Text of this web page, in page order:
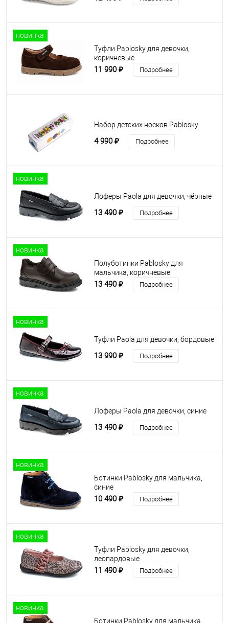
новинка
Туфли Pablosky для девочки,
коричневые
11 990 ₽ Подробнее
Набор детских носков Pablosky
4 990 ₽ Подробнее
новинка
Лоферы Paola для девочки, чёрные
13 490 ₽ Подробнее
новинка
Полуботинки Pablosky для
мальчика, коричневые
13 490 ₽ Подробнее
новинка
Туфли Paola для девочки, бордовые
13 990 ₽ Подробнее
новинка
Лоферы Paola для девочки, синие
13 490 ₽ Подробнее
новинка
Ботинки Pablosky для мальчика,
синие
10 490 ₽ Подробнее
новинка
Туфли Pablosky для девочки,
леопардовые
11 490 ₽ Подробнее
новинка
Ботинки Pablosky для мальчика,